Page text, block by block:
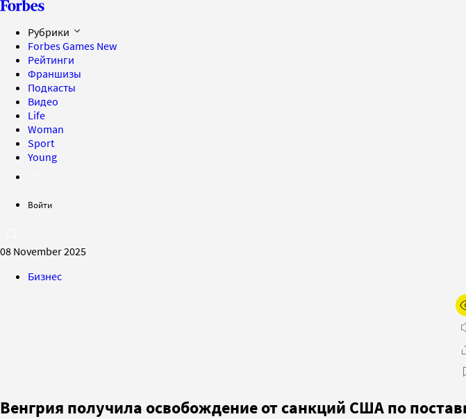
Рубрики
Forbes Games New
Рейтинги
Франшизы
Подкасты
Видео
Life
Woman
Sport
Young
Войти
08 November 2025
Бизнес
Венгрия получила освобождение от санкций США по